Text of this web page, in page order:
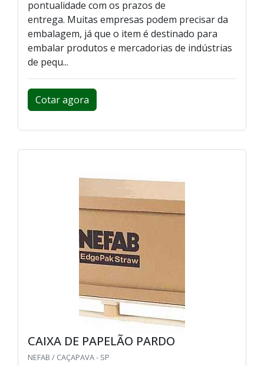
pontualidade com os prazos de
entrega. Muitas empresas podem precisar da
embalagem, já que o item é destinado para
embalar produtos e mercadorias de indústrias
de pequ...
Cotar agora
CAIXA DE PAPELÃO PARDO
NEFAB / CAÇAPAVA - SP